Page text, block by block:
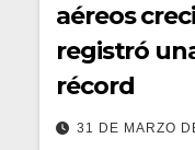
aéreos
registró
récord
31 DE MARZO